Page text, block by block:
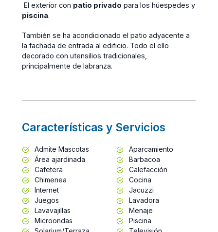
El exterior con patio privado para los húespedes y
piscina.
También se ha acondicionado el patio adyacente a
la fachada de entrada al edificio. Todo el ello
decorado con utensilios tradicionales,
principalmente de labranza.
Características y Servicios
Admite Mascotas
Aparcamiento
Área ajardinada
Barbacoa
Cafetera
Calefacción
Chimenea
Cocina
Internet
Jacuzzi
Juegos
Lavadora
Lavavajillas
Menaje
Microondas
Piscina